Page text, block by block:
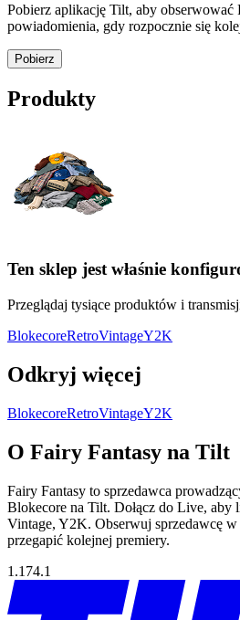
Pobierz aplikację Tilt, aby
powiadomienia, gdy rozpocznie się
Pobierz
Produkty
Ten sklep jest właśnie
Przeglądaj tysiące produktów i
BlokecoreRetroVintageY2K
Odkryj więcej
BlokecoreRetroVintageY2K
O Fairy Fantasy na Tilt
Fairy Fantasy to sprzedawca
Blokecore na Tilt. Dołącz do Live, aby
Vintage, Y2K. Obserwuj sprzedawcę
przegapić kolejnej premiery.
1.174.1